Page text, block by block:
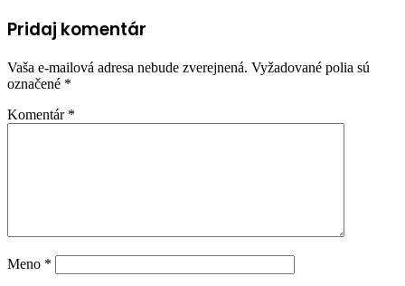
Pridaj komentár
Vaša e-mailová adresa nebude zverejnená. Vyžadované polia sú
označené *
Komentár *
Meno *